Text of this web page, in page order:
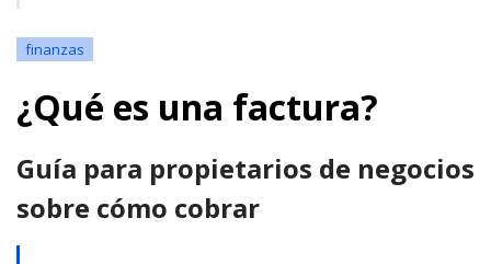
finanzas
¿Qué es una factura?
Guía para propietarios de negocios
sobre cómo cobrar